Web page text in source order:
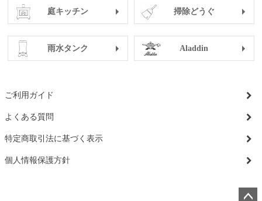
庭キッチン 掃除どうぐ
雨水タンク Aladdin
ご利用ガイド
よくある質問
特定商取引法に基づく表示
個人情報保護方針